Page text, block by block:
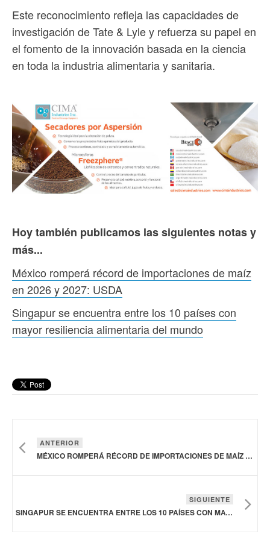
Este reconocimiento refleja las capacidades de
investigación de Tate & Lyle y refuerza su papel en
el fomento de la innovación basada en la ciencia
en toda la industria alimentaria y sanitaria.
Hoy también publicamos las siguientes notas y
más...
México romperá récord de importaciones de maíz
en 2026 y 2027: USDA
Singapur se encuentra entre los 10 países con
mayor resiliencia alimentaria del mundo
ANTERIOR
MÉXICO ROMPERÁ RÉCORD DE IMPORTACIONES DE MAÍZ EN 2026 Y 2027: USDA
SIGUIENTE
SINGAPUR SE ENCUENTRA ENTRE LOS 10 PAÍSES CON MAYOR RESILIENCIA ALIMENTARIA DEL MUNDO